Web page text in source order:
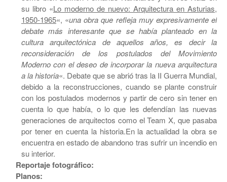
su libro «Lo moderno de nuevo: Arquitectura en Asturias,
1950-1965«, «una obra que refleja muy expresivamente el
debate más interesante que se había planteado en la
cultura arquitectónica de aquellos años, es decir la
reconsideración de los postulados del Movimiento
Moderno con el deseo de incorporar la nueva arquitectura
a la historia«. Debate que se abrió tras la II Guerra Mundial,
debido a la reconstrucciones, cuando se plante construir
con los postulados modernos y partir de cero sin tener en
cuenta lo que había, o lo que les defendían las nuevas
generaciones de arquitectos como el Team X, que pasaba
por tener en cuenta la historia.En la actualidad la obra se
encuentra en estado de abandono tras sufrir un incendio en
su interior.
Reportaje fotográfico:
Planos: